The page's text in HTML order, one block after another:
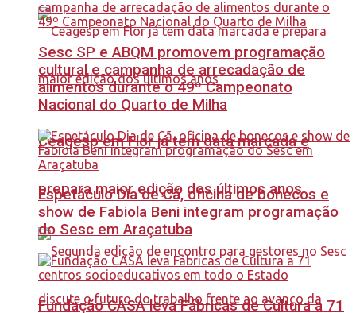
Ceagesp em Flor já tem data marcada e
prepara maior edição dos últimos anos
Sesc SP e ABQM promovem programação
cultural e campanha de arrecadação de
alimentos durante o 49º Campeonato
Nacional do Quarto de Milha
Espetáculo Dia de Cã, oficina de bonecos e
show de Fabiola Beni integram programação
do Sesc em Araçatuba
Fundação CASA leva Fábricas de Cultura a 71